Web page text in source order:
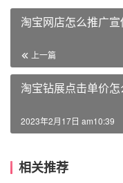
淘宝网店怎么推广
上一篇
淘宝钻展点击单价
2023年2月17日 am10:39
相关推荐